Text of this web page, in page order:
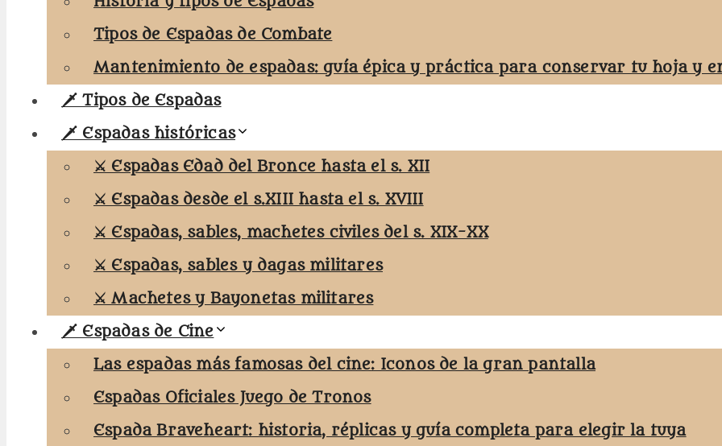
Tipos de Espadas de Combate
Mantenimiento de espadas: guía épica y práctica para conservar tu hoja y
🗡️ Tipos de Espadas
🗡️ Espadas históricas
⚔️ Espadas Edad del Bronce hasta el s. XII
⚔️ Espadas desde el s.XIII hasta el s. XVIII
⚔️ Espadas, sables, machetes civiles del s. XIX-XX
⚔️ Espadas, sables y dagas militares
⚔️ Machetes y Bayonetas militares
🗡️ Espadas de Cine
Las espadas más famosas del cine: Iconos de la gran pantalla
Espadas Oficiales Juego de Tronos
Espada Braveheart: historia, réplicas y guía completa para elegir la tuya